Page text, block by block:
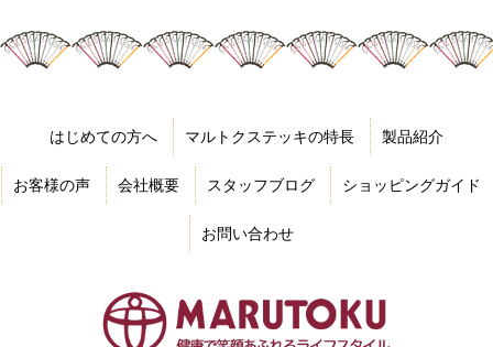
はじめての方へ マルトクステッキの特長 製品紹介
お客様の声 会社概要 スタッフブログ ショッピングガイド
お問い合わせ